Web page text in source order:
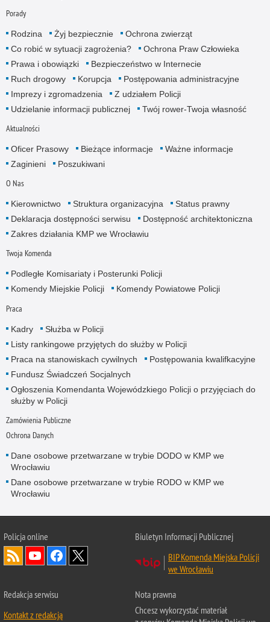
Porady
Rodzina Żyj bezpiecznie
Ochrona zwierząt
Co robić w sytuacji zagrożenia?
Ochrona Praw Człowieka
Prawa i obowiązki
Bezpieczeństwo w Internecie
Ruch drogowy
Korupcja
Postępowania administracyjne
Imprezy i zgromadzenia
Z udziałem Policji
Udzielanie informacji publicznej
Twój rower-Twoja własność
Aktualności
Oficer Prasowy Bieżące informacje
Ważne informacje
Zaginieni
Poszukiwani
O Nas
Kierownictwo Struktura organizacyjna
Status prawny
Deklaracja dostępności serwisu
Dostępność architektoniczna
Zakres działania KMP we Wrocławiu
Twoja Komenda
Podległe Komisariaty i Posterunki Policji
Komendy Miejskie Policji
Komendy Powiatowe Policji
Praca
Kadry
Służba w Policji
Listy rankingowe przyjętych do służby w Policji
Praca na stanowiskach cywilnych
Postępowania kwalifkacyjne
Fundusz Świadczeń Socjalnych
Ogłoszenia Komendanta Wojewódzkiego Policji o przyjęciach do
służby w Policji
Zamówienia Publiczne
Ochrona Danych
Dane osobowe przetwarzane w trybie DODO w KMP we
Wrocławiu
Dane osobowe przetwarzane w trybie RODO w KMP we
Wrocławiu
Policjaonline
Biuletyn Informacji Publicznej
BIP Komenda Miejska Policji
we Wrocławiu
Redakcja serwisu
Kontakt z redakcją
Nota prawna
Chcesz wykorzystać materiał